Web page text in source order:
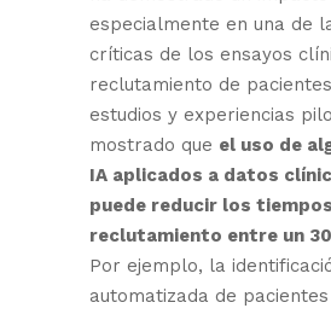
especialmente en una de
críticas de los ensayos
reclutamiento de
estudios y experiencias
mostrado que el uso de
IA aplicados a datos
puede reducir los
reclutamiento entre un 30
Por ejemplo, la
automatizada de